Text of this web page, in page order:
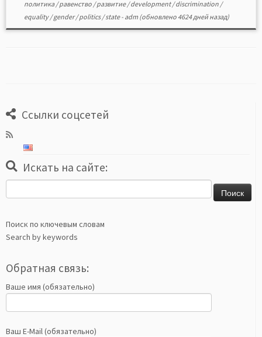
политика/равенство /развитие/development/discrimination /
equality/gender/politics/state- adm(обновлено 4624 дней назад)
Ссылки соцсетей
Искать на сайте:
Поиск по ключевым словам
Search by keywords
Обратная связь:
Ваше имя (обязательно)
Ваш E-Mail (обязательно)